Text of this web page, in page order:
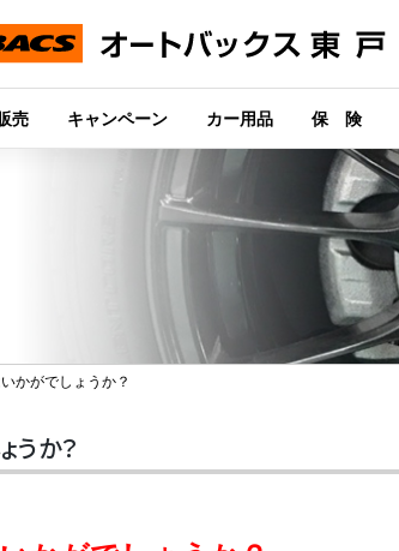
売 キャンペーン カー用品 保 険
かがでしょうか？
うか？